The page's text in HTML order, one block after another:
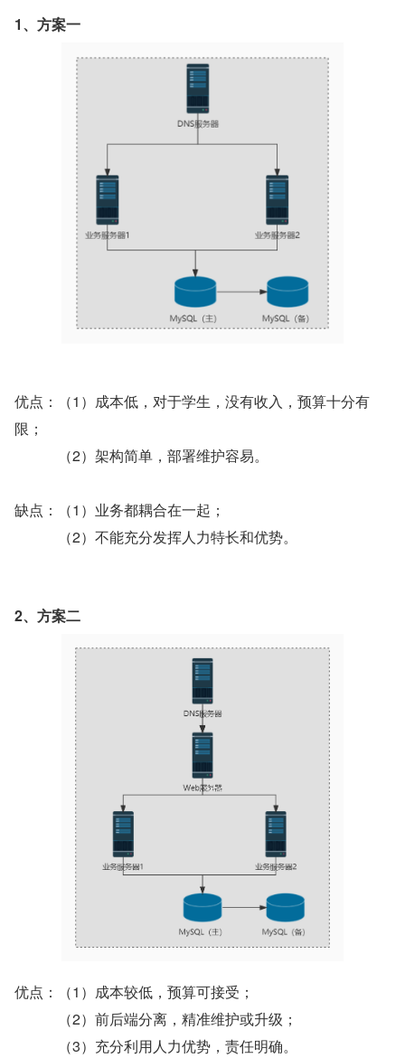
1、方案一
优点：（1）成本低，对于学生，没有收入，预算十分有
限；
（2）架构简单，部署维护容易。
缺点：（1）业务都耦合在一起；
（2）不能充分发挥人力特长和优势。
2、方案二
优点：（1）成本较低，预算可接受；
（2）前后端分离，精准维护或升级；
（3）充分利用人力优势，责任明确。